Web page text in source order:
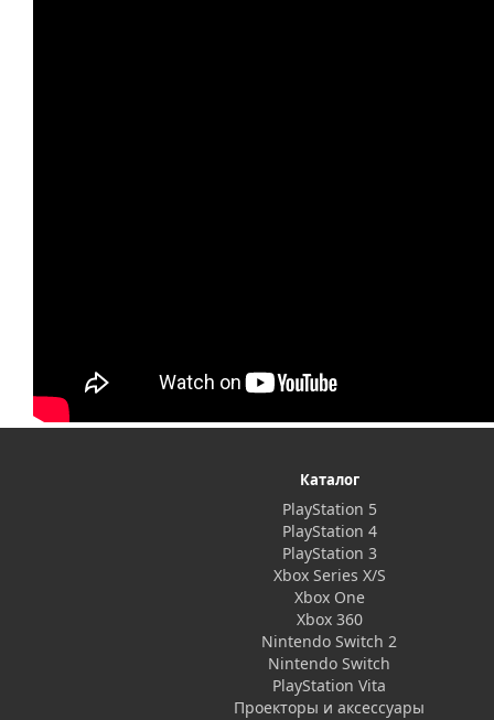
Каталог
PlayStation 5
PlayStation 4
PlayStation 3
Xbox Series X/S
Xbox One
Xbox 360
Nintendo Switch 2
Nintendo Switch
PlayStation Vita
Проекторы и аксессуары